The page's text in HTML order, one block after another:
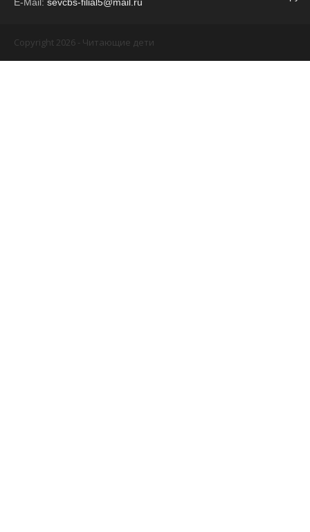
Copyright 2026 - Читающие дети